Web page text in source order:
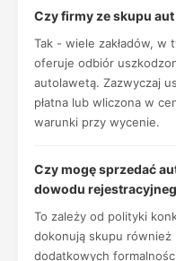
Czy firmy ze skupu
Tak - wiele zakładów, w
oferuje odbiór
autolawetą. Zazwyczaj
płatna lub wliczona w
warunki przy wycenie.
Czy mogę sprzedać
dowodu
To zależy od polityki
dokonują skupu również
dodatkowych